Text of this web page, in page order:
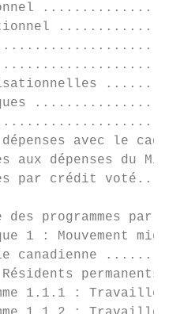
avec le
aux dépenses du
par crédit
des
1 : Mouvement
canadienne
permanents
1.1.1 :